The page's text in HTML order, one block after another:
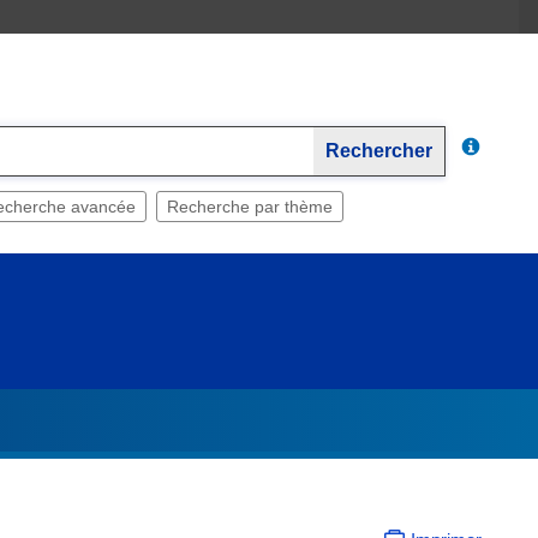
Rechercher
avancée Recherche par thème